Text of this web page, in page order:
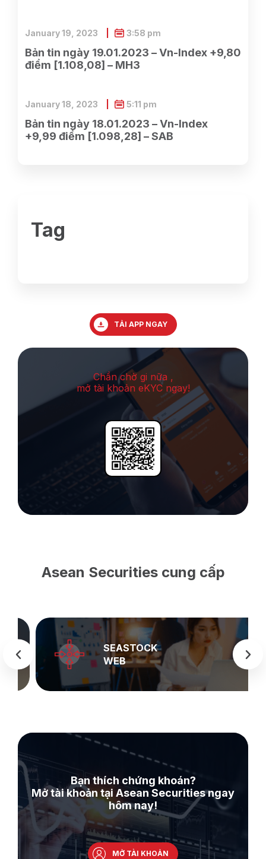
Bản tin ngày 19.01.2023 – Vn-Index +9,80
điểm [1.108,08] – MH3
January 19, 2023 3:58 pm
Bản tin ngày 18.01.2023 – Vn-Index
+9,99 điểm [1.098,28] – SAB
January 18, 2023 5:11 pm
Tag
TẢI APP NGAY
Chần chờ gi nữa ,
mở tài khoản eKYC ngay!
Asean Securities cung cấp
SEASTOCK
WEB
Bạn thích chứng khoán?
Mở tài khoản tại Asean Securities ngay
hôm nay!
MỞ TÀI KHOẢN